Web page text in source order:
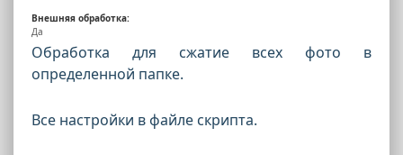
Внешняя обработка:
Да
Обработка для сжатие всех фото в
определенной папке.
Все настройки в файле скрипта.